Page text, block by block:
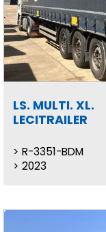
LS. MULTI. XL.
LECITRAILER
R-3351-BDM
2023